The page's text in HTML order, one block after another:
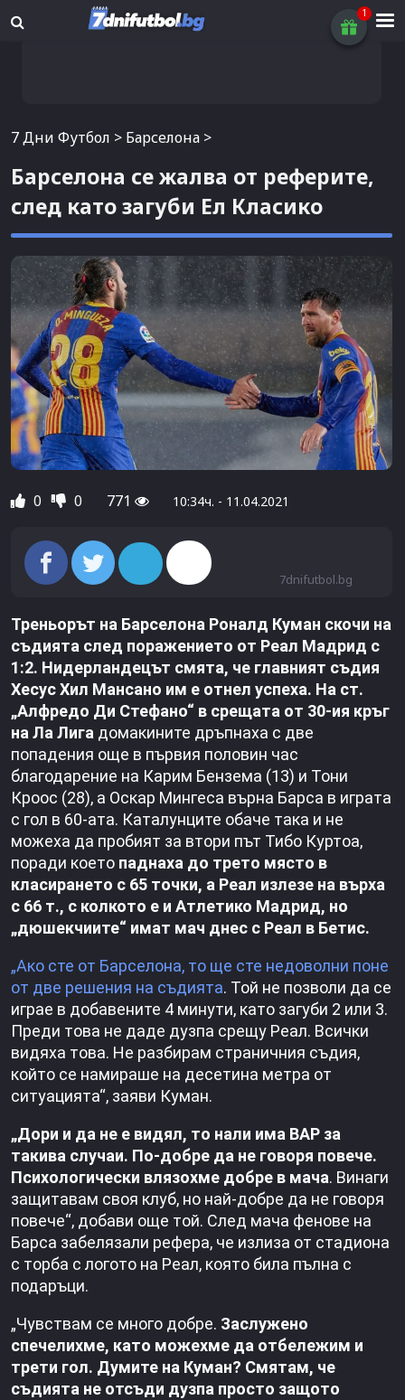
7 Дни Футбол > Барселона >
Барселона се жалва от реферите,
след като загуби Ел Класико
0 0 771 10:34ч. - 11.04.2021
7dnifutbol.bg
Треньорът на Барселона Роналд Куман скочи на
съдията след поражението от Реал Мадрид с
1:2. Нидерландецът смята, че главният съдия
Хесус Хил Мансано им е отнел успеха. На ст.
„Алфредо Ди Стефано“ в срещата от 30-ия кръг
на Ла Лига домакините дръпнаха с две
попадения още в първия половин час
благодарение на Карим Бензема (13) и Тони
Кроос (28), а Оскар Мингеса върна Барса в играта
с гол в 60-ата. Каталунците обаче така и не
можеха да пробият за втори път Тибо Куртоа,
поради което паднаха до трето място в
класирането с 65 точки, а Реал излезе на върха
с 66 т., с колкото е и Атлетико Мадрид, но
„дюшекчиите“ имат мач днес с Реал в Бетис.
„Ако сте от Барселона, то ще сте недоволни поне
от две решения на съдията. Той не позволи да се
играе в добавените 4 минути, като загуби 2 или 3.
Преди това не даде дузпа срещу Реал. Всички
видяха това. Не разбирам страничния съдия,
който се намираше на десетина метра от
ситуацията“, заяви Куман.
„Дори и да не е видял, то нали има ВАР за
такива случаи. По-добре да не говоря повече.
Психологически влязохме добре в мача. Винаги
защитавам своя клуб, но най-добре да не говоря
повече“, добави още той. След мача фенове на
Барса забелязали рефера, че излиза от стадиона
с торба с логото на Реал, която била пълна с
подаръци.
„Чувствам се много добре. Заслужено
спечелихме, като можехме да отбележим и
трети гол. Думите на Куман? Смятам, че
съдията не отсъди дузпа просто защото